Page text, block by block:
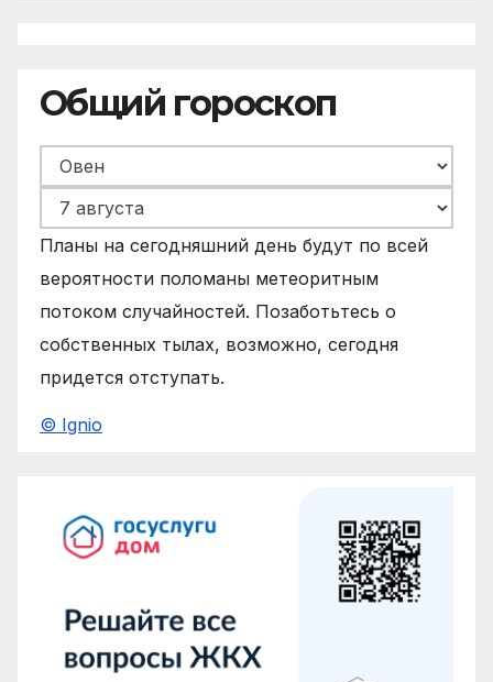
Общий гороскоп
Планы на сегодняшний день будут по всей
вероятности поломаны метеоритным
потоком случайностей. Позаботьтесь о
собственных тылах, возможно, сегодня
придется отступать.
© Ignio